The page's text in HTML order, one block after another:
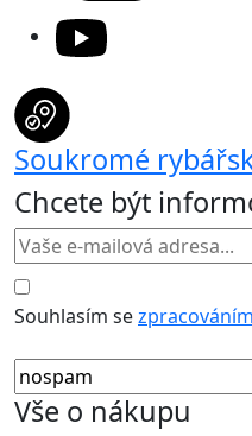
Soukromé
Chcete být
Souhlasím se
Vše o nákupu